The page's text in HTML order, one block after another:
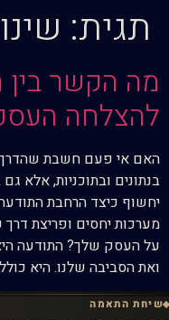
תגית:
מה הקשר
להצלחה
האם אי פעם חשבת
בנתונים ובתוכניות, אלא
יחשוף כיצד הרחבת
מערכות יחסים ופריצת
על העסק שלך? התודעה
ואת הסביבה שלנו. היא
שיחת התאמה